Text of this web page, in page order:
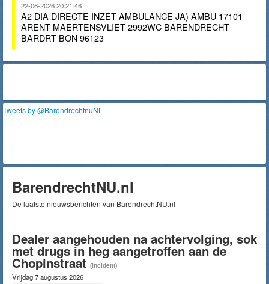
22-06-2026 20:21:46
A2 DIA DIRECTE INZET AMBULANCE JA) AMBU 17101
ARENT MAERTENSVLIET 2992WC BARENDRECHT
BARDRT BON 96123
Tweets by @BarendrechtnuNL
BarendrechtNU.nl
De laatste nieuwsberichten van BarendrechtNU.nl
Dealer aangehouden na achtervolging, sok
met drugs in heg aangetroffen aan de
Chopinstraat (Incident)
Vrijdag 7 augustus 2026